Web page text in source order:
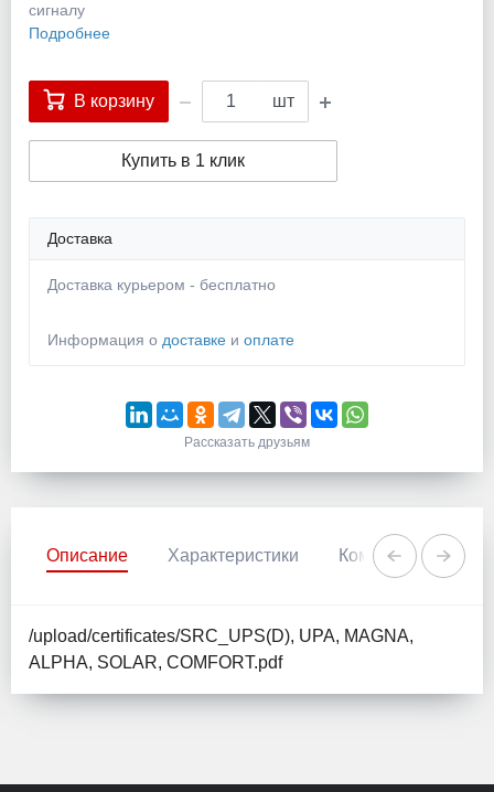
сигналу
Подробнее
В корзину шт
Купить в 1 клик
Доставка
Доставка курьером - бесплатно
Информация о доставке и оплате
Рассказать друзьям
Описание Характеристики Комментарии
/upload/certificates/SRC_UPS(D), UPA, MAGNA,
ALPHA, SOLAR, COMFORT.pdf